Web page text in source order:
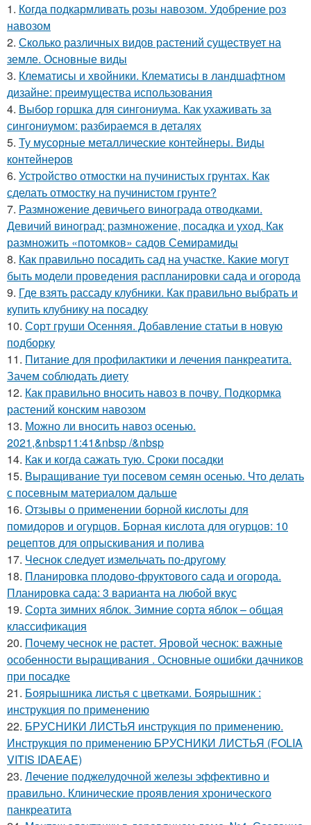
1. Когда подкармливать розы навозом. Удобрение роз
навозом
2. Сколько различных видов растений существует на
земле. Основные виды
3. Клематисы и хвойники. Клематисы в ландшафтном
дизайне: преимущества использования
4. Выбор горшка для сингониума. Как ухаживать за
сингониумом: разбираемся в деталях
5. Ту мусорные металлические контейнеры. Виды
контейнеров
6. Устройство отмостки на пучинистых грунтах. Как
сделать отмостку на пучинистом грунте?
7. Размножение девичьего винограда отводками.
Девичий виноград: размножение, посадка и уход. Как
размножить «потомков» садов Семирамиды
8. Как правильно посадить сад на участке. Какие могут
быть модели проведения распланировки сада и огорода
9. Где взять рассаду клубники. Как правильно выбрать и
купить клубнику на посадку
10. Сорт груши Осенняя. Добавление статьи в новую
подборку
11. Питание для профилактики и лечения панкреатита.
Зачем соблюдать диету
12. Как правильно вносить навоз в почву. Подкормка
растений конским навозом
13. Можно ли вносить навоз осенью.
2021,&nbsp11:41&nbsp /&nbsp
14. Как и когда сажать тую. Сроки посадки
15. Выращивание туи посевом семян осенью. Что делать
с посевным материалом дальше
16. Отзывы о применении борной кислоты для
помидоров и огурцов. Борная кислота для огурцов: 10
рецептов для опрыскивания и полива
17. Чеснок следует измельчать по-другому
18. Планировка плодово-фруктового сада и огорода.
Планировка сада: 3 варианта на любой вкус
19. Сорта зимних яблок. Зимние сорта яблок – общая
классификация
20. Почему чеснок не растет. Яровой чеснок: важные
особенности выращивания . Основные ошибки дачников
при посадке
21. Боярышника листья с цветками. Боярышник :
инструкция по применению
22. БРУСНИКИ ЛИСТЬЯ инструкция по применению.
Инструкция по применению БРУСНИКИ ЛИСТЬЯ (FOLIA
VITIS IDAEAE)
23. Лечение поджелудочной железы эффективно и
правильно. Клинические проявления хронического
панкреатита